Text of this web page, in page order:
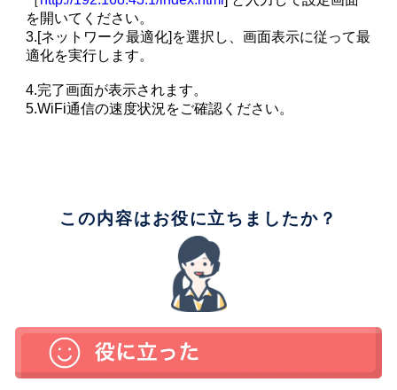
を開いてください。
3.[ネットワーク最適化]を選択し、画面表示に従って最
適化を実行します。
4.完了画面が表示されます。
5.WiFi通信の速度状況をご確認ください。
この内容はお役に立ちましたか？